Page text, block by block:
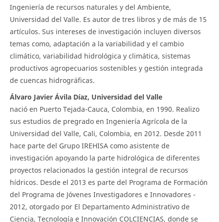
Ingeniería de recursos naturales y del Ambiente,
Universidad del Valle. Es autor de tres libros y de más de 15
artículos. Sus intereses de investigación incluyen diversos
temas como, adaptación a la variabilidad y el cambio
climático, variabilidad hidrológica y climática, sistemas
productivos agropecuarios sostenibles y gestión integrada
de cuencas hidrográficas.
Álvaro Javier Ávila Díaz, Universidad del Valle
nació en Puerto Tejada-Cauca, Colombia, en 1990. Realizo
sus estudios de pregrado en Ingeniería Agrícola de la
Universidad del Valle, Cali, Colombia, en 2012. Desde 2011
hace parte del Grupo IREHISA como asistente de
investigación apoyando la parte hidrológica de diferentes
proyectos relacionados la gestión integral de recursos
hídricos. Desde el 2013 es parte del Programa de Formación
del Programa de Jóvenes Investigadores e Innovadores -
2012, otorgado por El Departamento Administrativo de
Ciencia, Tecnología e Innovación COLCIENCIAS, donde se